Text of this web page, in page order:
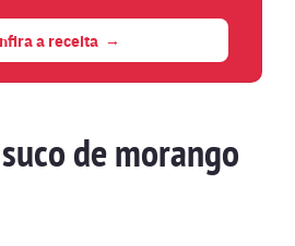
a receita
de morango